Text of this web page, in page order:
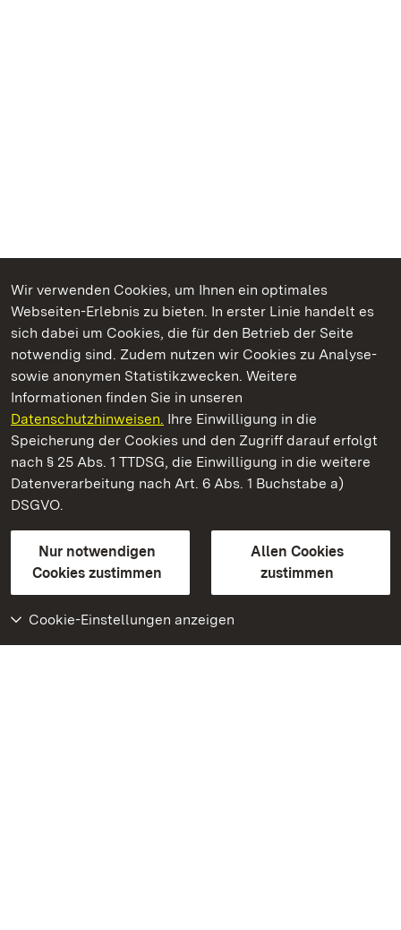
Wir verwenden Cookies, um Ihnen ein optimales
Webseiten-Erlebnis zu bieten. In erster Linie handelt es
sich dabei um Cookies, die für den Betrieb der Seite
notwendig sind. Zudem nutzen wir Cookies zu Analyse-
sowie anonymen Statistikzwecken. Weitere
Informationen finden Sie in unseren
Datenschutzhinweisen. Ihre Einwilligung in die
Speicherung der Cookies und den Zugriff darauf erfolgt
nach § 25 Abs. 1 TTDSG, die Einwilligung in die weitere
Datenverarbeitung nach Art. 6 Abs. 1 Buchstabe a)
DSGVO.
Nur notwendigen
Cookies zustimmen
Allen Cookies
zustimmen
Cookie-Einstellungen anzeigen
Kommen. Staunen. Genießen.
Staatliche Schlösser und Gärten Baden‑Württemberg
Staatliche Schlösser und Gärten Baden-Württemberg
Kontakt
GebärdenspracheLeichte Sprache
Erklärung zur Barrierefreiheit
BITV-konform (geprüfte Seiten)
Weiteres